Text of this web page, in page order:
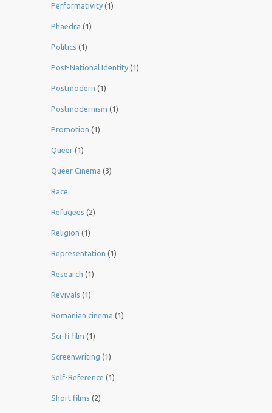
Performativity (1)
Phaedra (1)
Politics (1)
Post-National Identity (1)
Postmodern (1)
Postmodernism (1)
Promotion (1)
Queer (1)
Queer Cinema (3)
Race
Refugees (2)
Religion (1)
Representation (1)
Research (1)
Revivals (1)
Romanian cinema (1)
Sci-fi film (1)
Screenwriting (1)
Self-Reference (1)
Short films (2)